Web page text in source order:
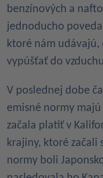
benzínových a
jednoducho
ktoré nám udávajú,
vypúšťať do
V poslednej dobe
emisné normy
začala platiť v
krajiny, ktoré začali
normy boli